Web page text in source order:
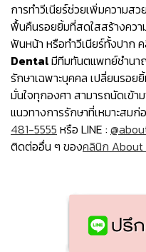
การทำวีเนียร์ช่วยเพิ่มความสว
ฟื้นคืนรอยยิ้มที่สดใสสร้างควา
ฟันหน้า หรือทำวีเนียร์ทั้งปาก
Dentalมีทีมทันตแพทย์ชำนา
รักษาเฉพาะบุคคล เปลี่ยนรอ
มั่นใจทุกองศา สามารถนัดเข้
แนวทางการรักษาที่เหมาะสม
481-5555 หรือ LINE :
ติดต่ออื่น ๆ ของคลินิก